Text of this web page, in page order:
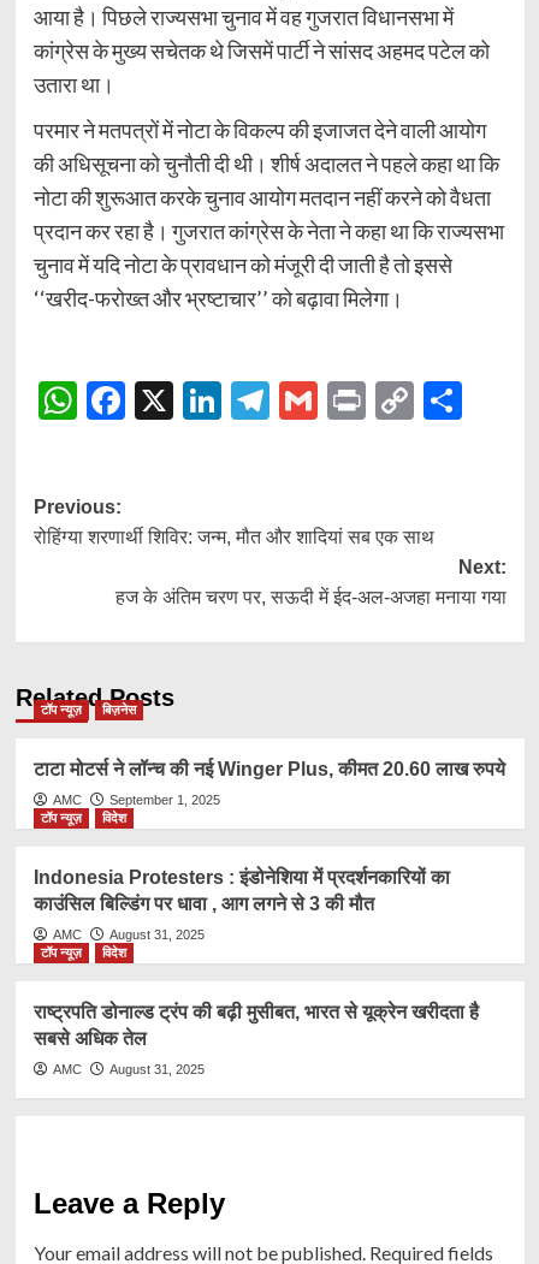
आया है। पिछले राज्यसभा चुनाव में वह गुजरात विधानसभा में
कांग्रेस के मुख्य सचेतक थे जिसमें पार्टी ने सांसद अहमद पटेल को
उतारा था।
परमार ने मतपत्रों में नोटा के विकल्प की इजाजत देने वाली आयोग
की अधिसूचना को चुनौती दी थी। शीर्ष अदालत ने पहले कहा था कि
नोटा की शुरूआत करके चुनाव आयोग मतदान नहीं करने को वैधता
प्रदान कर रहा है। गुजरात कांग्रेस के नेता ने कहा था कि राज्यसभा
चुनाव में यदि नोटा के प्रावधान को मंजूरी दी जाती है तो इससे
‘‘खरीद-फरोख्त और भ्रष्टाचार’’ को बढ़ावा मिलेगा।
WhatsApp
Facebook
X LinkedIn
Telegram
Gmail
Print
Copy
Post
navigation
Previous:
रोहिंग्या शरणार्थी शिविर: जन्म, मौत और शादियां सब एक साथ
Next:
हज के अंतिम चरण पर, सऊदी में ईद-अल-अजहा मनाया गया
Related Posts
टॉप न्यूज़ बिज़नेस
टाटा मोटर्स ने लॉन्च की नई Winger Plus, कीमत 20.60 लाख रुपये
AMC
September 1, 2025
टॉप न्यूज़
विदेश
Indonesia Protesters : इंडोनेशिया में प्रदर्शनकारियों का
काउंसिल बिल्डिंग पर धावा , आग लगने से 3 की मौत
AMC
August 31, 2025
टॉप न्यूज़
विदेश
राष्ट्रप​ति डोनाल्ड ट्रंप की बढ़ी मुसीबत, भारत से यूक्रेन खरीदता है
सबसे अधिक तेल
AMC August 31, 2025
Leave a Reply
Your email address will not be published. Required fields